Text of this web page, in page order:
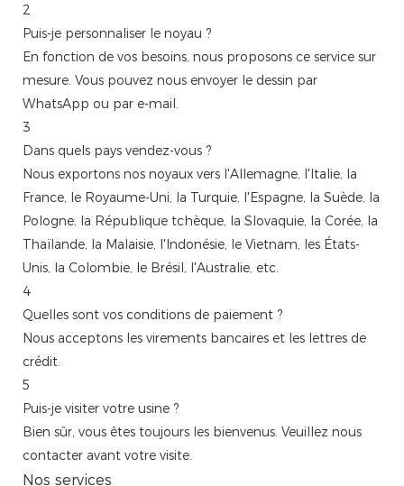
2
Puis-je personnaliser le noyau ?
En fonction de vos besoins, nous proposons ce service sur
mesure. Vous pouvez nous envoyer le dessin par
WhatsApp ou par e-mail.
3
Dans quels pays vendez-vous ?
Nous exportons nos noyaux vers l'Allemagne, l'Italie, la
France, le Royaume-Uni, la Turquie, l'Espagne, la Suède, la
Pologne, la République tchèque, la Slovaquie, la Corée, la
Thaïlande, la Malaisie, l'Indonésie, le Vietnam, les États-
Unis, la Colombie, le Brésil, l'Australie, etc.
4
Quelles sont vos conditions de paiement ?
Nous acceptons les virements bancaires et les lettres de
crédit.
5
Puis-je visiter votre usine ?
Bien sûr, vous êtes toujours les bienvenus. Veuillez nous
contacter avant votre visite.
Nos services